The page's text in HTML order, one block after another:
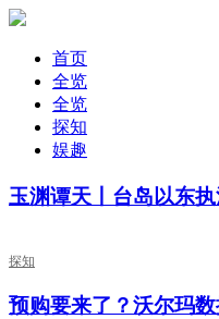
首页
全览
全览
探知
娱趣
玉渊谭天丨台岛以东
探知
预购要来了？沃尔玛